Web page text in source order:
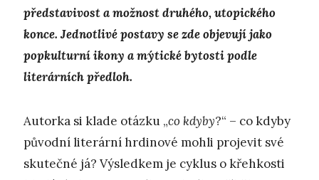
představivost a možnost druhého, utopického
konce. Jednotlivé postavy se zde objevují jako
popkulturní ikony a mýtické bytosti podle
literárních předloh.
Autorka si klade otázku „co kdyby?“ – co kdyby
původní literární hrdinové mohli projevit své
skutečné já? Výsledkem je cyklus o křehkosti